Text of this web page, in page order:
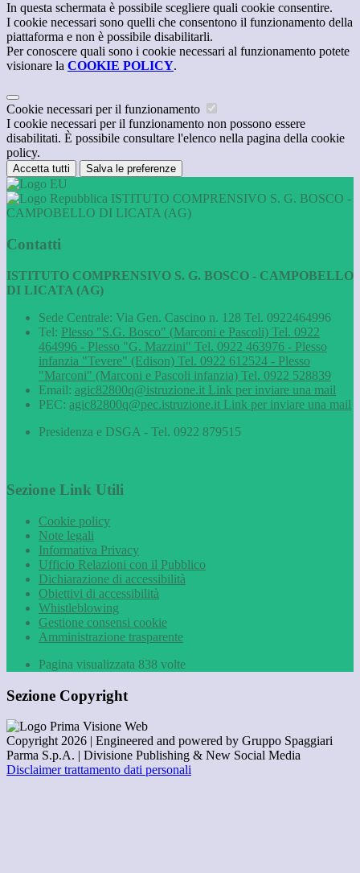
In questa schermata è possibile scegliere quali cookie consentire.
I cookie necessari sono quelli che consentono il funzionamento della
piattaforma e non è possibile disabilitarli.
Per conoscere quali sono i cookie necessari al funzionamento potete
visionare la COOKIE POLICY.
Cookie necessari per il funzionamento
I cookie necessari per il funzionamento non possono essere
disabilitati. È possibile consultare l'elenco nella pagina della cookie
policy.
Accetta tutti Salva le preferenze
ISTITUTO COMPRENSIVO S. G. BOSCO -
CAMPOBELLO DI LICATA (AG)
Contatti
ISTITUTO COMPRENSIVO S. G. BOSCO - CAMPOBELLO
DI LICATA (AG)
Sede Centrale: Via Gen. Cascino n. 128 Tel. 0922464996
Tel: Plesso "S.G. Bosco" (Marconi e Pascoli) Tel. 0922
464996 - Plesso "G. Mazzini" Tel. 0922 463976 - Plesso
infanzia "Tevere" (Edison) Tel. 0922 612524 - Plesso
"Marconi" (Marconi e Pascoli infanzia) Tel. 0922 528839
Email: agic82800q@istruzione.it Link per inviare una mail
PEC: agic82800q@pec.istruzione.it Link per inviare una mail
Presidenza e DSGA - Tel. 0922 879515
Sezione Link Utili
Cookie policy
Note legali
Informativa Privacy
Ufficio Relazioni con il Pubblico
Dichiarazione di accessibilità
Obiettivi di accessibilità
Whistleblowing
Gestione consensi cookie
Amministrazione trasparente
Pagina visualizzata 838 volte
Sezione Copyright
Copyright 2026 | Engineered and powered by Gruppo Spaggiari
Parma S.p.A. | Divisione Publishing & New Social Media
Disclaimer trattamento dati personali